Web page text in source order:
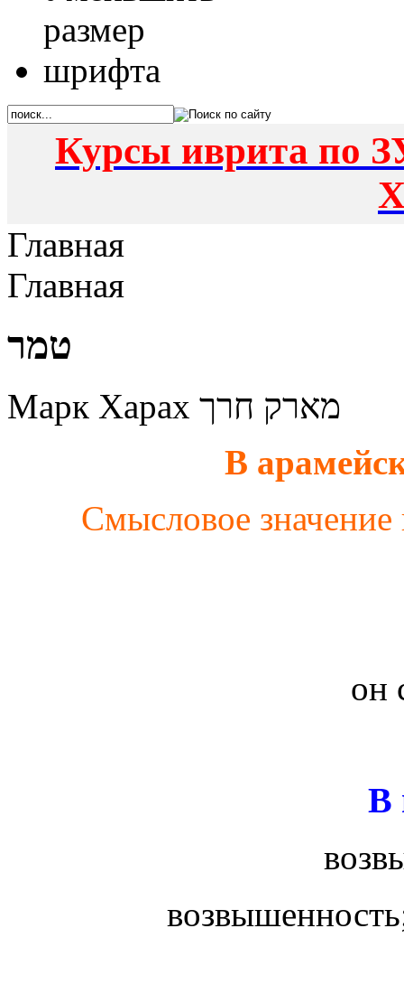
Курсы иврита по
Главная
Главная
טמר
Марк Харах מארק חרך
В
Смысловое значение
он
В